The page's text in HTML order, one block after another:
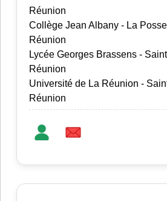
Réunion
Collège Jean Albany - La
Réunion
Lycée Georges Brassens -
Réunion
Université de La Réunion -
Réunion